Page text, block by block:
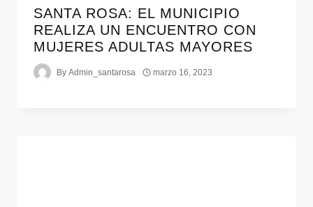
SANTA ROSA: EL MUNICIPIO
REALIZA UN ENCUENTRO CON
MUJERES ADULTAS MAYORES
By Admin_santarosa marzo 16, 2023